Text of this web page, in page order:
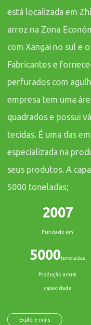
está localizada em
arroz na Zona
com Xangai no sul e
Fabricantes e
perfurados com
empresa tem uma
quadrados e possui
tecidas. É uma das
especializada na
seus produtos. A
5000 toneladas;
2007
Fundado em
5000toneladas
Produção anual
capacidade
Explore mais